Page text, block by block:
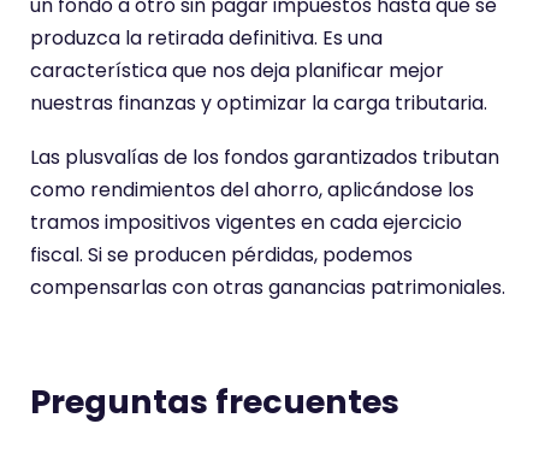
n
t
u
a
d
produzca la retirada definitiva. Es una
característica que nos deja planificar mejor
nuestras finanzas y optimizar la carga tributaria.
Las plusvalías de los fondos garantizados tributan
como rendimientos del ahorro, aplicándose los
tramos impositivos vigentes en cada ejercicio
fiscal. Si se producen pérdidas, podemos
compensarlas con otras ganancias patrimoniales.
Preguntas frecuentes